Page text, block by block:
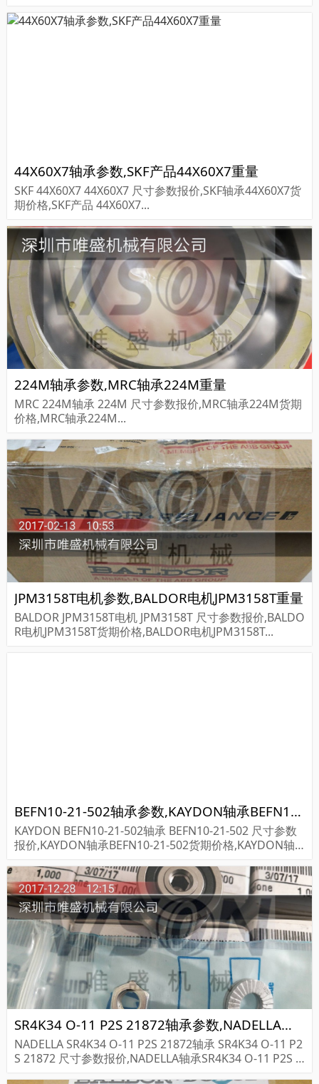
44X60X7轴承参数,SKF产品44X60X7重量
SKF 44X60X7 44X60X7 尺寸参数报价,SKF轴承44X60X7货
期价格,SKF产品 44X60X7...
224M轴承参数,MRC轴承224M重量
MRC 224M轴承 224M 尺寸参数报价,MRC轴承224M货期
价格,MRC轴承224M...
JPM3158T电机参数,BALDOR电机JPM3158T重量
BALDOR JPM3158T电机 JPM3158T 尺寸参数报价,BALDO
R电机JPM3158T货期价格,BALDOR电机JPM3158T...
BEFN10-21-502轴承参数,KAYDON轴承BEFN10-21-502重量
KAYDON BEFN10-21-502轴承 BEFN10-21-502 尺寸参数
报价,KAYDON轴承BEFN10-21-502货期价格,KAYDON轴
SR4K34 O-11 P2S 21872轴承参数,NADELLA轴承SR4K34 O-11 P2S 21872重量
NADELLA SR4K34 O-11 P2S 21872轴承 SR4K34 O-11 P2
S 21872 尺寸参数报价,NADELLA轴承SR4K34 O-11 P2S 2